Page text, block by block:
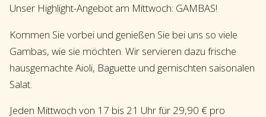
Unser Highlight-Angebot am Mittwoch: GAMBAS!
Kommen Sie vorbei und genießen Sie bei uns so viele
Gambas, wie sie möchten. Wir servieren dazu frische
hausgemachte Aioli, Baguette und gemischten saisonalen
Salat.
Jeden Mittwoch von 17 bis 21 Uhr für 29,90 € pro